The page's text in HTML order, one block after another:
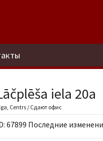
iela 20a
Centrs / Сдают офис
67899 Последние